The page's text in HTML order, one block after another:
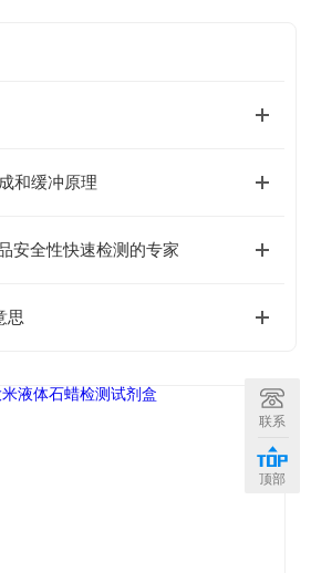
和缓冲原理
安全性快速检测的专家
思
联系
顶部